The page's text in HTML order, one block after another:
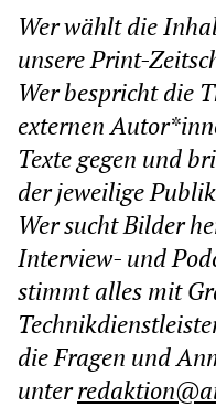
Wer wählt die
unsere Print-
Wer bespricht die
externen
Texte gegen und
der jeweilige
Wer sucht Bilder
Interview- und
stimmt alles mit
die Fragen und
unter